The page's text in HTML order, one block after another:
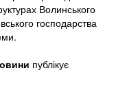
Волинського
господарства
публікує